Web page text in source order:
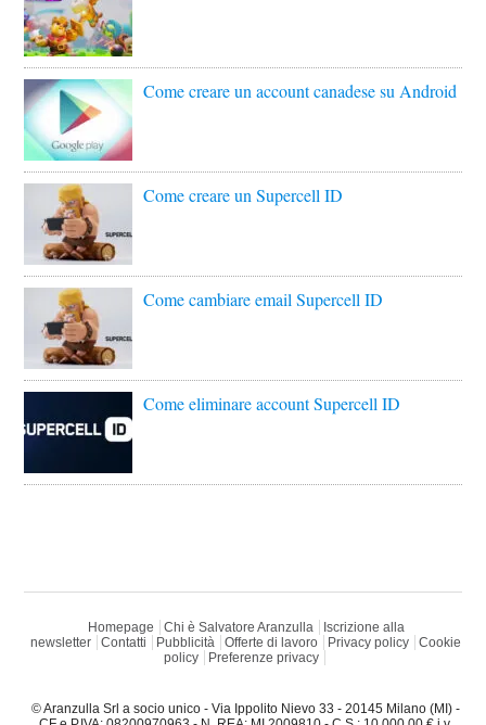
Come creare un account canadese su Android
Come creare un Supercell ID
Come cambiare email Supercell ID
Come eliminare account Supercell ID
Homepage Chi è Salvatore Aranzulla
Iscrizione alla
newsletter
Contatti Pubblicità Offerte di lavoro Privacy policy
Cookie
policy
Preferenze privacy
© Aranzulla Srl a socio unico - Via Ippolito Nievo 33 - 20145 Milano (MI) -